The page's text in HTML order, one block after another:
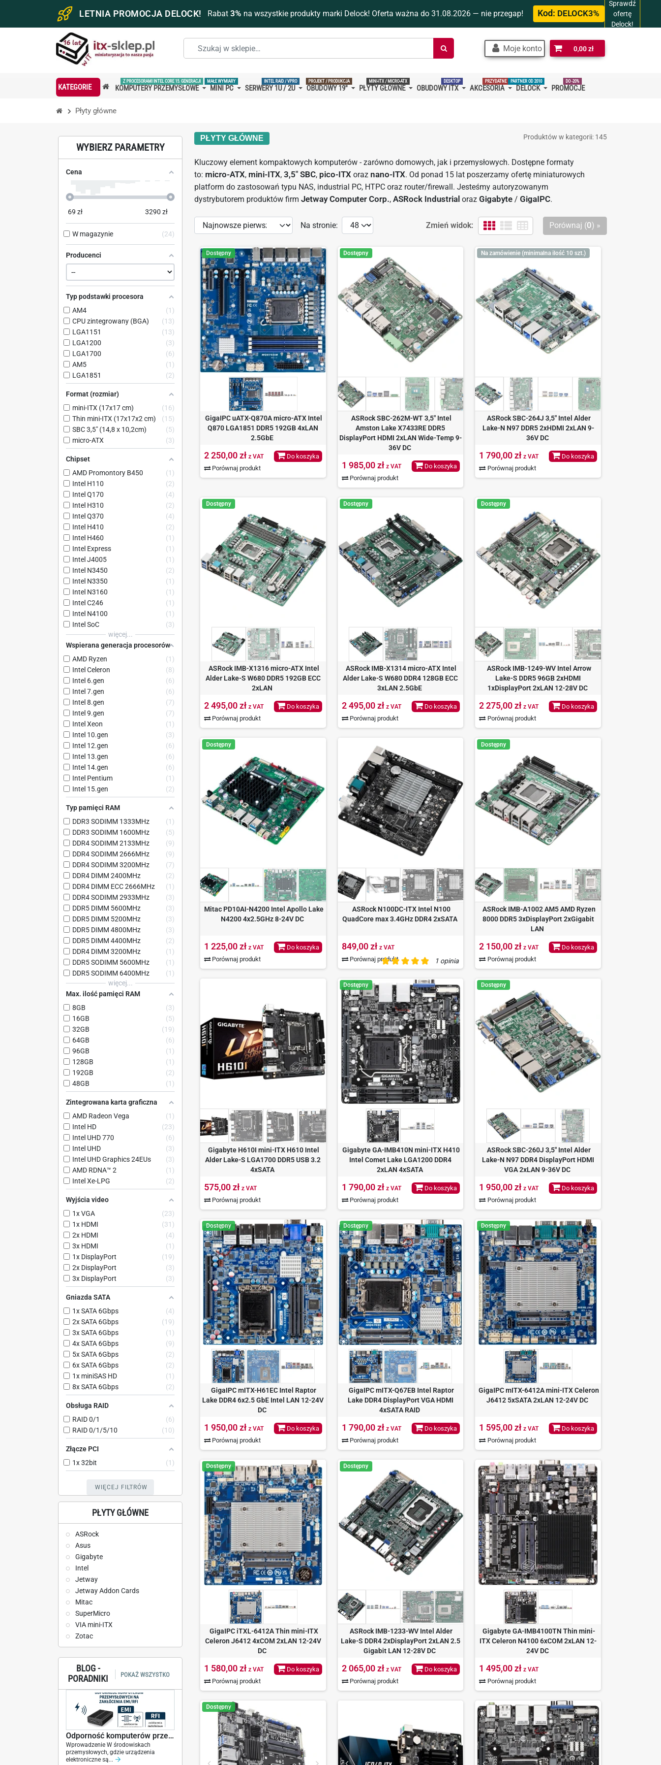
LETNIA PROMOCJA DELOCK! Rabat 3% na wszystkie produkty marki Delock! Oferta ważna do 31.08.2026 — nie przegap! Kod: DELOCK3%
Sprawdź
ofertę
Delock!
Szukaj
w
Moje konto 0,00 zł
KATEGORIE KOMPUTERY PRZEMYSŁOWE
Z PROCESORAMI INTEL CORE 15. GENERACJI
MINI PC
MAŁE WYMIARY
SERWERY 1U / 2U
INTEL RAID / VPRO
OBUDOWY 19''
PROJEKT / PRODUKCJA
PŁYTY GŁÓWNE
MINI-ITX / MICRO-ATX
OBUDOWY ITX
DESKTOP
AKCESORIA
PRZYDATNE
DELOCK
PARTNER OD 2010
PROMOCJE
DO -20%
Płyty główne
WYBIERZ PARAMETRY
Cena
69 zł 3290 zł
W magazynie 24
Producenci
Typ podstawki procesora
AM4
1
CPU zintegrowany (BGA)
13
LGA1151
13
LGA1200
3
LGA1700
6
AM5
1
LGA1851
2
Format (rozmiar)
mini-ITX (17x17 cm)
16
Thin mini-ITX (17x17x2 cm)
15
SBC 3,5" (14,8 x 10,2cm)
5
micro-ATX
3
Chipset
AMD Promontory B450
1
Intel H110
2
Intel Q170
4
Intel H310
2
Intel Q370
4
Intel H410
2
Intel H460
1
Intel Express
1
Intel J4005
1
Intel N3450
2
Intel N3350
1
Intel N3160
1
Intel C246
1
Intel N4100
1
Intel SoC
3
więcej...
Wspierana generacja procesorów
AMD Ryzen
1
Intel Celeron
8
Intel 6.gen
6
Intel 7.gen
6
Intel 8.gen
7
Intel 9.gen
7
Intel Xeon
1
Intel 10.gen
3
Intel 12.gen
6
Intel 13.gen
6
Intel 14.gen
6
Intel Pentium
1
Intel 15.gen
2
Typ pamięci RAM
DDR3 SODIMM 1333MHz
1
DDR3 SODIMM 1600MHz
5
DDR4 SODIMM 2133MHz
9
DDR4 SODIMM 2666MHz
9
DDR4 SODIMM 3200MHz
7
DDR4 DIMM 2400MHz
2
DDR4 DIMM ECC 2666MHz
1
DDR4 SODIMM 2933MHz
3
DDR5 DIMM 5600MHz
3
DDR5 DIMM 5200MHz
3
DDR5 DIMM 4800MHz
3
DDR5 DIMM 4400MHz
2
DDR4 DIMM 3200MHz
1
DDR5 SODIMM 5600MHz
1
DDR5 SODIMM 6400MHz
1
więcej...
Max. ilość pamięci RAM
8GB
3
16GB
5
32GB
19
64GB
6
96GB
1
128GB
1
192GB
2
48GB
1
Zintegrowana karta graficzna
AMD Radeon Vega
1
Intel HD
23
Intel UHD 770
6
Intel UHD
3
Intel UHD Graphics 24EUs
3
AMD RDNA™ 2
1
Intel Xe-LPG
2
Wyjścia video
1x VGA
23
1x HDMI
31
2x HDMI
4
3x HDMI
1
1x DisplayPort
19
2x DisplayPort
3
3x DisplayPort
3
Gniazda SATA
1x SATA 6Gbps
4
2x SATA 6Gbps
19
3x SATA 6Gbps
1
4x SATA 6Gbps
9
5x SATA 6Gbps
2
6x SATA 6Gbps
2
1x miniSAS HD
1
8x SATA 6Gbps
2
Obsługa RAID
RAID 0/1
6
RAID 0/1/5/10
10
Złącze PCI
1x 32bit
1
WIĘCEJ FILTRÓW
PŁYTY GŁÓWNE
ASRock
Asus
Gigabyte
Intel
Jetway
Jetway Addon Cards
Mitac
SuperMicro
VIA mini-ITX
Zotac
BLOG -
PORADNIKI
POKAŻ WSZYSTKO
Odporność komputerów przemysłowych na EMI/RFI –...
Wprowadzenie W środowiskach
przemysłowych, gdzie urządzenia
elektroniczne są...
PŁYTY GŁÓWNE Produktów w kategorii: 145
Kluczowy element kompaktowych komputerów - zarówno domowych, jak i przemysłowych. Dostępne formaty
to: micro-ATX, mini-ITX, 3,5" SBC, pico-ITX oraz nano-ITX. Od ponad 15 lat poszerzamy ofertę miniaturowych
platform do zastosowań typu NAS, industrial PC, HTPC oraz router/firewall. Jesteśmy autoryzowanym
dystrybutorem produktów firm Jetway Computer Corp., ASRock Industrial oraz Gigabyte / GigaIPC.
Porównaj (0) »
Zmień widok:
Sort
Na stronie:
Dostępny
GigaIPC uATX-Q870A micro-ATX Intel
Q870 LGA1851 DDR5 192GB 4xLAN
2.5GbE
2 250,00 zł z VAT
Porównaj produkt
Do koszyka
Dostępny
ASRock SBC-262M-WT 3,5" Intel
Amston Lake X7433RE DDR5
DisplayPort HDMI 2xLAN Wide-Temp 9-
36V DC
1 985,00 zł z VAT
Porównaj produkt
Do koszyka
Na zamówienie (minimalna ilość 10 szt.)
ASRock SBC-264J 3,5" Intel Alder
Lake-N N97 DDR5 2xHDMI 2xLAN 9-
36V DC
1 790,00 złz VAT
Porównaj produkt
Do koszyka
Dostępny
ASRock IMB-X1316 micro-ATX Intel
Alder Lake-S W680 DDR5 192GB ECC
2xLAN
2 495,00 zł z VAT
Porównaj produkt
Do koszyka
Dostępny
ASRock IMB-X1314 micro-ATX Intel
Alder Lake-S W680 DDR4 128GB ECC
3xLAN 2.5GbE
2 495,00 zł z VAT
Porównaj produkt
Do koszyka
Dostępny
ASRock IMB-1249-WV Intel Arrow
Lake-S DDR5 96GB 2xHDMI
1xDisplayPort 2xLAN 12-28V DC
2 275,00 złz VAT
Porównaj produkt
Do koszyka
Dostępny
Mitac PD10AI-N4200 Intel Apollo Lake
N4200 4x2.5GHz 8-24V DC
1 225,00 zł z VAT
Porównaj produkt
Do koszyka
1 opinia
ASRock N100DC-ITX Intel N100
QuadCore max 3.4GHz DDR4 2xSATA
849,00 zł z VAT
Porównaj produkt
Dostępny
ASRock IMB-A1002 AM5 AMD Ryzen
8000 DDR5 3xDisplayPort 2xGigabit
LAN
2 150,00 złz VAT
Porównaj produkt
Do koszyka
Gigabyte H610I mini-ITX H610 Intel
Alder Lake-S LGA1700 DDR5 USB 3.2
4xSATA
575,00 zł z VAT
Porównaj produkt
Dostępny
Gigabyte GA-IMB410N mini-ITX H410
Intel Comet Lake LGA1200 DDR4
2xLAN 4xSATA
1 790,00 zł z VAT
Porównaj produkt
Do koszyka
Dostępny
ASRock SBC-260J 3,5" Intel Alder
Lake-N N97 DDR4 DisplayPort HDMI
VGA 2xLAN 9-36V DC
1 950,00 złz VAT
Porównaj produkt
Do koszyka
Dostępny
GigaIPC mITX-H61EC Intel Raptor
Lake DDR4 6x2.5 GbE Intel LAN 12-24V
DC
1 950,00 zł z VAT
Porównaj produkt
Do koszyka
Dostępny
GigaIPC mITX-Q67EB Intel Raptor
Lake DDR4 DisplayPort VGA HDMI
4xSATA RAID
1 790,00 zł z VAT
Porównaj produkt
Do koszyka
Dostępny
GigaIPC mITX-6412A mini-ITX Celeron
J6412 5xSATA 2xLAN 12-24V DC
1 595,00 złz VAT
Porównaj produkt
Do koszyka
Dostępny
GigaIPC iTXL-6412A Thin mini-ITX
Celeron J6412 4xCOM 2xLAN 12-24V
DC
1 580,00 zł z VAT
Porównaj produkt
Do koszyka
Dostępny
ASRock IMB-1233-WV Intel Alder
Lake-S DDR4 2xDisplayPort 2xLAN 2.5
Gigabit LAN 12-28V DC
2 065,00 zł z VAT
Porównaj produkt
Do koszyka
Gigabyte GA-IMB4100TN Thin mini-
ITX Celeron N4100 6xCOM 2xLAN 12-
24V DC
1 495,00 złz VAT
Porównaj produkt
Dostępny